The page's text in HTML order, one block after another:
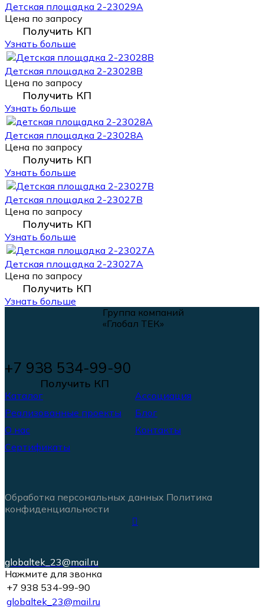
Детская площадка 2-23029А
Цена по запросу
Получить КП
Узнать больше
Детская площадка 2-23028В
Цена по запросу
Получить КП
Узнать больше
Детская площадка 2-23028A
Цена по запросу
Получить КП
Узнать больше
Детская площадка 2-23027В
Цена по запросу
Получить КП
Узнать больше
Детская площадка 2-23027A
Цена по запросу
Получить КП
Узнать больше
Группа компаний
«Глобал ТЕК»
+7 938 534-99-90
Получить КП
Каталог
Ассоциация
Реализованные проекты
Блог
О нас
Контакты
Сертификаты
Обработка персональных данных Политика
конфиденциальности
globaltek_23@mail.ru
Нажмите для звонка
+7 938 534-99-90
globaltek_23@mail.ru